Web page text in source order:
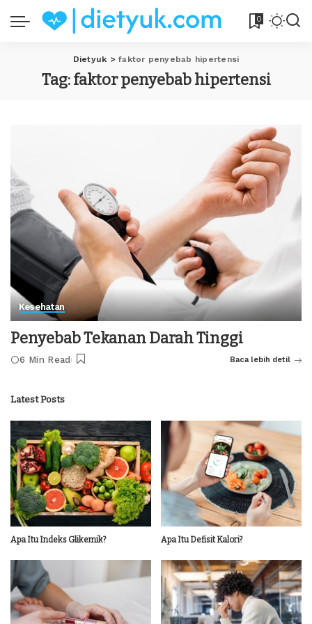
0
Dietyuk >faktor penyebab hipertensi
Tag:faktor penyebab hipertensi
Kesehatan
Penyebab Tekanan Darah Tinggi
6 Min Read Baca lebih detil
Latest Posts
Apa Itu Indeks Glikemik? Apa Itu Defisit Kalori?